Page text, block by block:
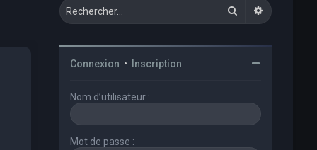
Rechercher
Connexion • Inscription
Nom d’utilisateur :
Mot de passe :